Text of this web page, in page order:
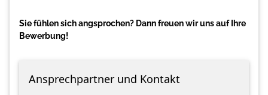
Sie fühlen sich angsprochen? Dann freuen wir uns auf Ihre
Bewerbung!
Ansprechpartner und Kontakt